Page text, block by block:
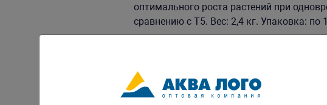
оптимального роста растений при
сравнению с T5. Вес: 2,4 кг. Упаковка: по